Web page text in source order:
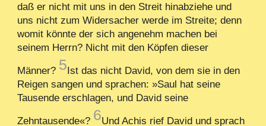
daß er nicht mit uns in den Streit hinabziehe und
uns nicht zum Widersacher werde im Streite; denn
womit könnte der sich angenehm machen bei
seinem Herrn? Nicht mit den Köpfen dieser
Männer? 5Ist das nicht David, von dem sie in den
Reigen sangen und sprachen: »Saul hat seine
Tausende erschlagen, und David seine
Zehntausende«? 6Und Achis rief David und sprach